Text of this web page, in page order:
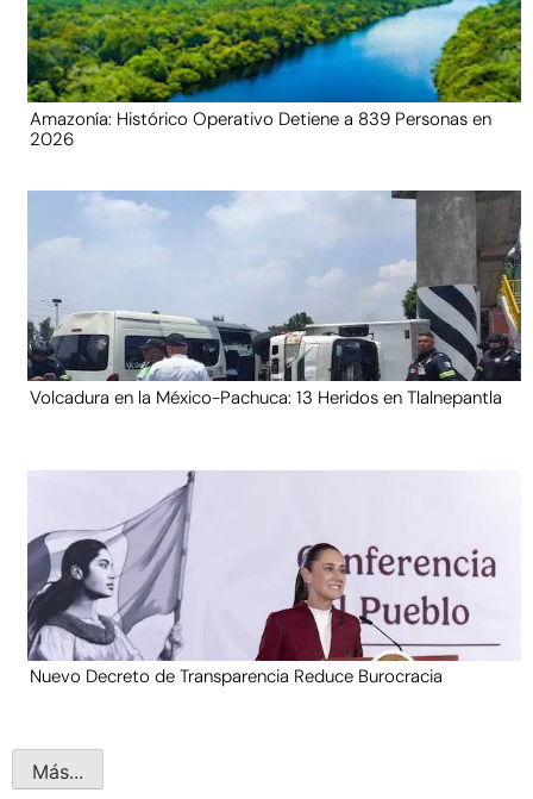
Amazonía: Histórico Operativo Detiene a 839 Personas en
2026
Volcadura en la México-Pachuca: 13 Heridos en Tlalnepantla
Nuevo Decreto de Transparencia Reduce Burocracia
Más...